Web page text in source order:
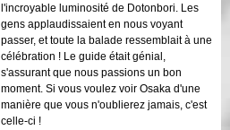
l'incroyable luminosité de Dotonbori. Les
gens applaudissaient en nous voyant
passer, et toute la balade ressemblait à une
célébration ! Le guide était génial,
s'assurant que nous passions un bon
moment. Si vous voulez voir Osaka d'une
manière que vous n'oublierez jamais, c'est
celle-ci !